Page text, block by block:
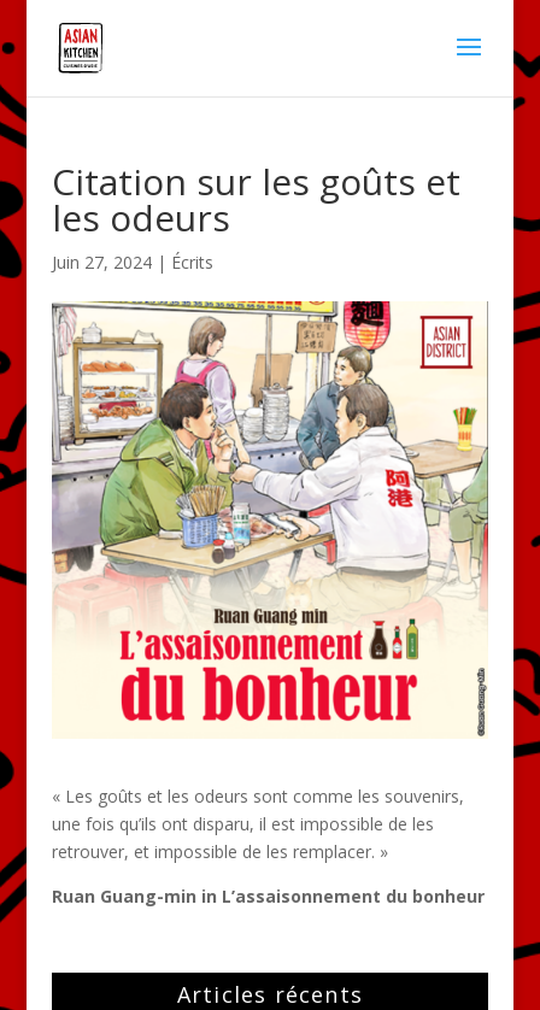
Citation sur les goûts et
les odeurs
Juin 27, 2024| Écrits
« Les goûts et les odeurs sont comme les souvenirs,
une fois qu’ils ont disparu, il est impossible de les
retrouver, et impossible de les remplacer. »
Ruan Guang-min in L’assaisonnement du bonheur
Articles récents